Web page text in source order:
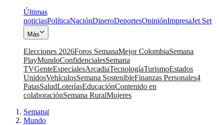
Últimas
noticiasPolíticaNaciónDineroDeportesOpiniónImpresaJet Set
Más
Elecciones 2026Foros SemanaMejor ColombiaSemana
PlayMundoConfidencialesSemana
TVGenteEspecialesArcadiaTecnologíaTurismoEstados
UnidosVehículosSemana SostenibleFinanzas Personales4
PatasSaludLoteríasEducaciónContenido en
colaboraciónSemana RuralMujeres
Semana|
Mundo